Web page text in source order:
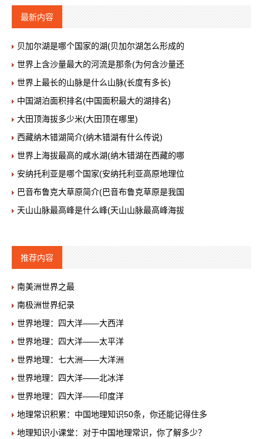
最新内容
贝加尔湖是哪个国家的湖(贝加尔湖怎么形成的
世界上含沙量最大的河流是那条(为何含沙量还
世界上最长的山脉是什么山脉(长度有多长)
中国湖泊面积排名(中国面积最大的湖排名)
大田顶海拔多少米(大田顶在哪里)
西藏纳木错湖简介(纳木错湖有什么传说)
世界上海拔最高的咸水湖(纳木错湖在西藏的哪
安纳托利亚是哪个国家(安纳托利亚高原地理位
巴音布鲁克大草原简介(巴音布鲁克草原是我国
天山山脉最高峰是什么峰(天山山脉最高峰海拔
推荐内容
南美洲世界之最
南极洲世界纪录
世界地理：四大洋——大西洋
世界地理：四大洋——太平洋
世界地理：七大洲——大洋洲
世界地理：四大洋——北冰洋
世界地理：四大洋——印度洋
地理常识积累：中国地理知识50条，你还能记得住多
地理知识小课堂：对于中国地理常识，你了解多少？